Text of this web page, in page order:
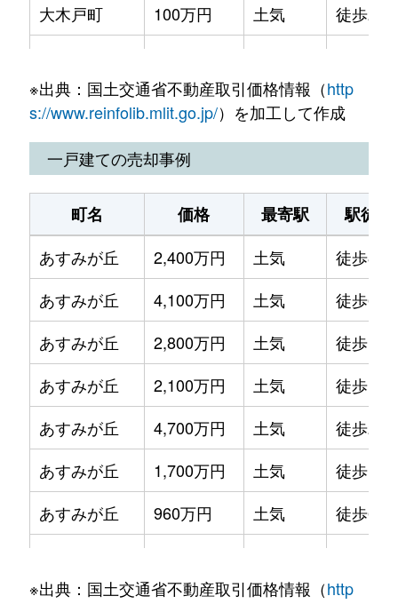
高津戸町
830万円 土気
徒歩
高津戸町
1,400万円 土気
土気町
1,700万円
土気町
1,300万円 土気
徒歩
土気町
1,200万円 土気
徒歩
土気町
1,500万円 土気
徒歩
誉田町
1,300万円 誉田
徒歩
誉田町
850万円 誉田
徒歩
誉田町
1,000万円 誉田
徒歩
誉田町
900万円 誉田 徒歩
大木戸町
100万円 土気
徒歩25
大椎町
1,100万円 土気
徒歩21
大椎町
1,400万円 土気
徒歩16
おゆみ野
2,800万円 鎌取
徒歩23
おゆみ野
8,100万円 鎌取
徒歩26
おゆみ野
1,600万円 鎌取
徒歩24
おゆみ野中央
2,500万円 おゆみ野
徒歩6分
おゆみ野中央
3,000万円 鎌取
徒歩23
おゆみ野中央
2,400万円 鎌取
徒歩22
おゆみ野中央
2,500万円 鎌取
徒歩12
おゆみ野南
3,000万円 おゆみ野
徒歩4分
※出典：国土交通省不動産取引価格情報（http
s://www.reinfolib.mlit.go.jp/）を加工して作成
一戸建ての売却事例
町名 価格 最寄駅
駅徒歩
あすみが丘
2,400万円 土気
徒歩8分
あすみが丘
4,100万円 土気
徒歩6分
あすみが丘
2,800万円 土気
徒歩13
あすみが丘
2,100万円 土気
徒歩19
あすみが丘
4,700万円 土気
徒歩24
あすみが丘
1,700万円 土気
徒歩15
あすみが丘
960万円 土気
徒歩6分
あすみが丘
2,000万円 土気 徒歩29
※出典：国土交通省不動産取引価格情報（http